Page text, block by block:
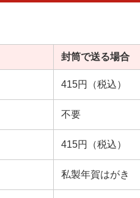
封筒で送る場合
415円（税込）
不要
415円（税込）
私製年賀はがき